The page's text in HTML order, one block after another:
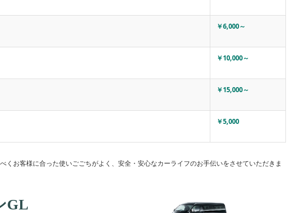
￥6,000～
￥10,000～
￥15,000～
￥5,000
お客様に合った使いごごちがよく、安全・安心なカーライフのお手伝いをさせていただきま
GL